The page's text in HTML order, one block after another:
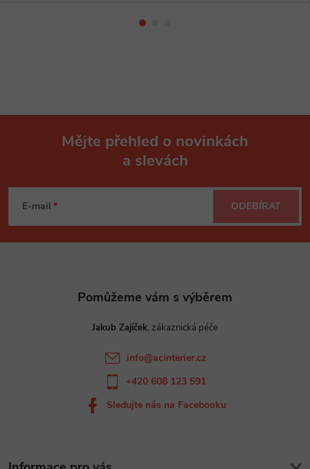
p
Mějte přehled o novinkách
a slevách
E-mail ODEBÍRAT
Jakub Zajíček
info@acinterier.cz
+420 608 123 591
Sledujte nás na Facebooku